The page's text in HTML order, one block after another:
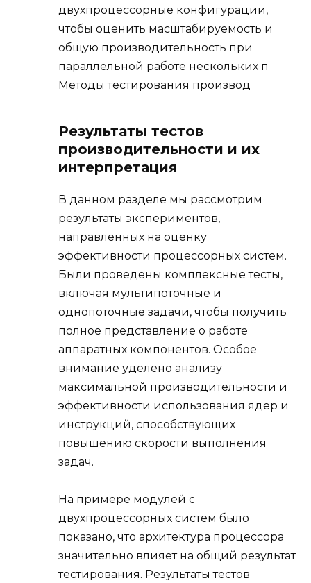
двухпроцессорные конфигурации,
чтобы оценить масштабируемость и
общую производительность при
параллельной работе нескольких п
Методы тестирования производ
Результаты тестов
производительности и их
интерпретация
В данном разделе мы рассмотрим
результаты экспериментов,
направленных на оценку
эффективности процессорных систем.
Были проведены комплексные тесты,
включая мультипоточные и
однопоточные задачи, чтобы получить
полное представление о работе
аппаратных компонентов. Особое
внимание уделено анализу
максимальной производительности и
эффективности использования ядер и
инструкций, способствующих
повышению скорости выполнения
задач.
На примере модулей с
двухпроцессорных систем было
показано, что архитектура процессора
значительно влияет на общий результат
тестирования. Результаты тестов